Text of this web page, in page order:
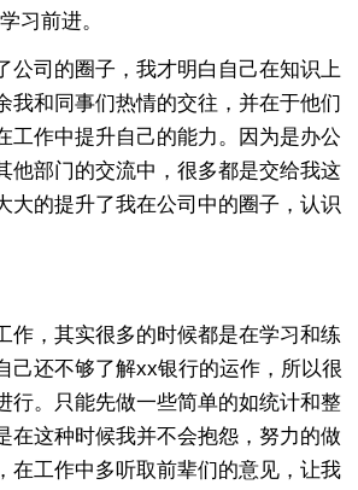
习前进。
司的圈子，我才明白自己在知识上
我和同事们热情的交往，并在于他们
工作中提升自己的能力。因为是办公
他部门的交流中，很多都是交给我这
大的提升了我在公司中的圈子，认识
，其实很多的时候都是在学习和练
己还不够了解xx银行的运作，所以很
行。只能先做一些简单的如统计和整
在这种时候我并不会抱怨，努力的做
在工作中多听取前辈们的意见，让我